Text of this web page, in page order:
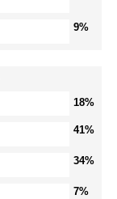
9%
18%
41%
34%
7%